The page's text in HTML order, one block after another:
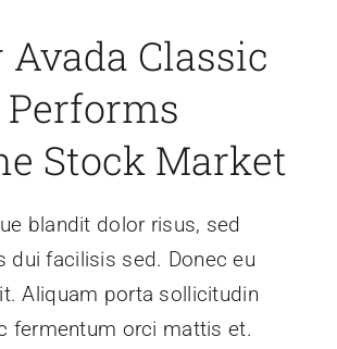
Classic
Performs
Stock Market
blandit dolor risus, sed
dui facilisis sed. Donec eu
Aliquam porta sollicitudin
fermentum orci mattis et.